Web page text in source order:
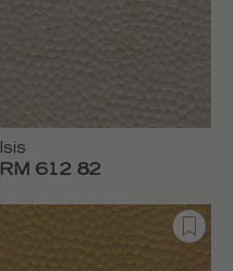
Isis
RM 612 82